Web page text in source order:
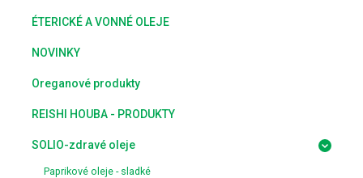
ÉTERICKÉ A VONNÉ OLEJE
NOVINKY
Oreganové produkty
REISHI HOUBA - PRODUKTY
SOLIO-zdravé oleje
Paprikové oleje - sladké